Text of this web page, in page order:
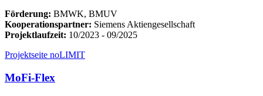
Förderung: BMWK, BMUV
Kooperationspartner: Siemens Aktiengesellschaft
Projektlaufzeit: 10/2023 - 09/2025
Projektseite noLIMIT
MoFi-Flex